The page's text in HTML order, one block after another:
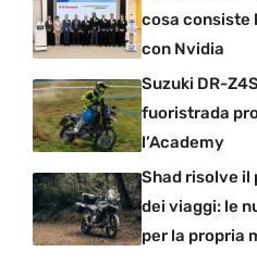
cosa consiste
con Nvidia
Suzuki DR-
fuoristrada
l’Academy
Shad risolve il
dei viaggi: le
per la propria